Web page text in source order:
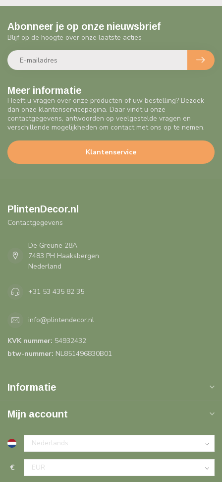
Meer informatie
Heeft u vragen over onze producten of uw bestelling? Bezoek
dan onze klantenservicepagina. Daar vindt u onze
contactgegevens, antwoorden op veelgestelde vragen en
verschillende mogelijkheden om contact met ons op te nemen.
Klantenservice
Abonneer je op onze nieuwsbrief
Blijf op de hoogte over onze laatste acties
PlintenDecor.nl
Contactgegevens
De Greune 28A
7483 PH Haaksbergen
Nederland
+31 53 435 82 35
info@plintendecor.nl
KVK nummer: 54932432
btw-nummer: NL851496830B01
Informatie
Mijn account
€